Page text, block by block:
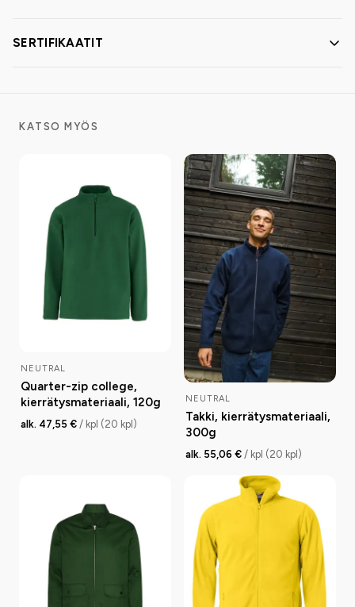
SERTIFIKAATIT
KATSO MYÖS
NEUTRAL
Quarter-zip college,
kierrätysmateriaali, 120g
alk. 47,55 € / kpl (20 kpl)
NEUTRAL
Takki, kierrätysmateriaali,
300g
alk. 55,06 € / kpl (20 kpl)